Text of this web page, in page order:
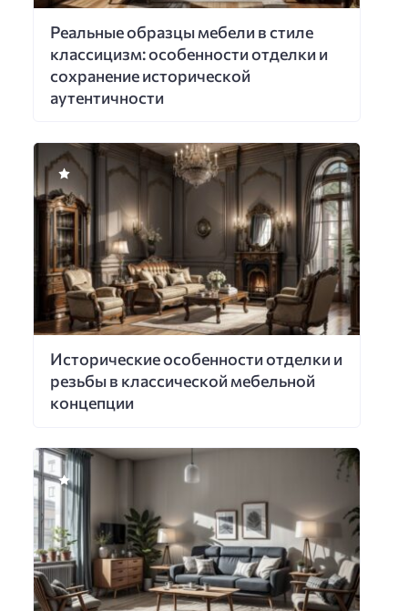
Реальные образцы мебели в стиле
классицизм: особенности отделки и
сохранение исторической
аутентичности
Исторические особенности отделки и
резьбы в классической мебельной
концепции